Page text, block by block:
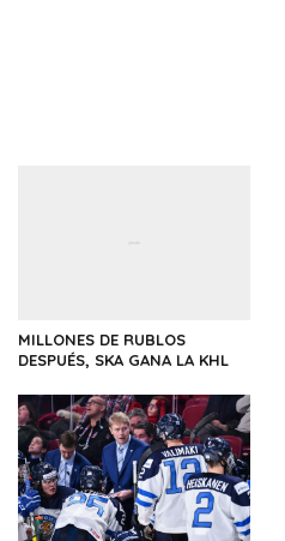
MILLONES DE RUBLOS
DESPUÉS, SKA GANA LA KHL